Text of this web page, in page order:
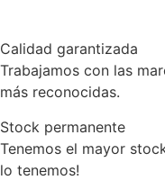
Calidad garantizada
Trabajamos con las
más reconocidas.
Stock permanente
Tenemos el mayor
lo tenemos!